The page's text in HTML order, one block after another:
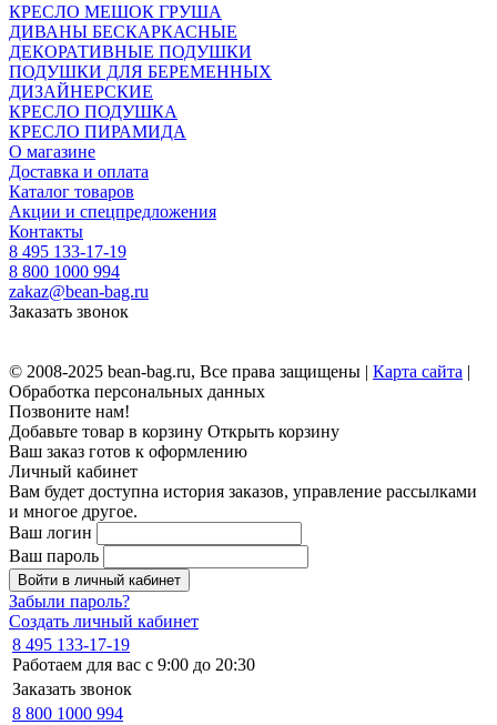
КРЕСЛО МЕШОК ГРУША
ДИВАНЫ БЕСКАРКАСНЫЕ
ДЕКОРАТИВНЫЕ ПОДУШКИ
ПОДУШКИ ДЛЯ БЕРЕМЕННЫХ
ДИЗАЙНЕРСКИЕ
КРЕСЛО ПОДУШКА
КРЕСЛО ПИРАМИДА
О магазине
Доставка и оплата
Каталог товаров
Акции и спецпредложения
Контакты
8 495 133-17-19
8 800 1000 994
zakaz@bean-bag.ru
Заказать звонок
© 2008-2025 bean-bag.ru, Все права защищены | Карта сайта |
Обработка персональных данных
Позвоните нам!
Добавьте товар в корзину Открыть корзину
Ваш заказ готов к оформлению
Личный кабинет
Вам будет доступна история заказов, управление рассылками
и многое другое.
Ваш логин
Ваш пароль
Войти в личный кабинет
Забыли пароль?
Создать личный кабинет
8 495 133-17-19
Работаем для вас с 9:00 до 20:30
Заказать звонок
8 800 1000 994